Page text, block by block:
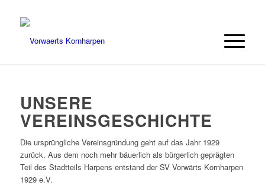
UNSERE
VEREINSGESCHICHTE
Die ursprüngliche Vereinsgründung geht auf das Jahr 1929
zurück. Aus dem noch mehr bäuerlich als bürgerlich geprägten
Teil des Stadtteils Harpens entstand der SV Vorwärts Kornharpen
1929 e.V.